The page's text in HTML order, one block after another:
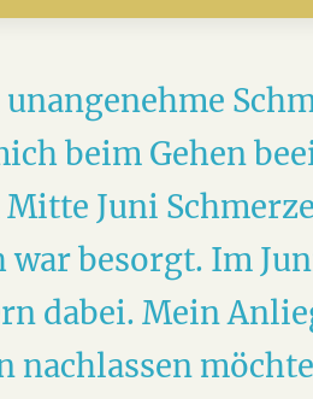
beim Gehen
Juni
besorgt. Im
dabei. Mein
nachlassen